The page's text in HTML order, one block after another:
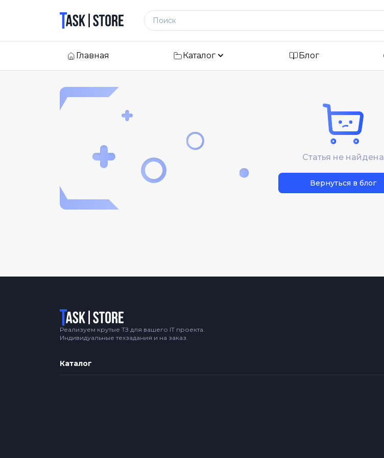
Логотип
Поиск по сайту
Главная Каталог Блог
Статья не найдена
Вернуться в блог
Логотип
Реализуем крутые ТЗ для вашего IT проекта.
Индивидуальные техзадания и на заказ.
Каталог